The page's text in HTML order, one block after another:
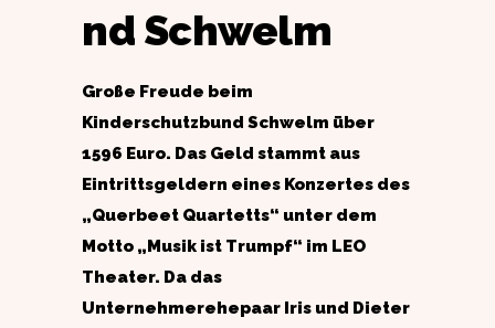
nd Schwelm
Große Freude beim
Kinderschutzbund Schwelm über
1596 Euro. Das Geld stammt aus
Eintrittsgeldern eines Konzertes des
„Querbeet Quartetts“ unter dem
Motto „Musik ist Trumpf“ im LEO
Theater. Da das
Unternehmerehepaar Iris und Dieter